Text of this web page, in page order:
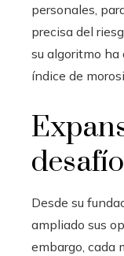
personales,
precisa del
su algoritmo ha
índice de
Desde su
ampliado sus
embargo, cada